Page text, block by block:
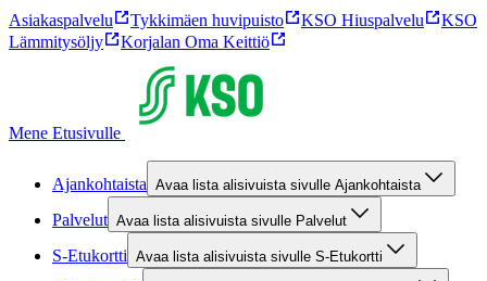
Asiakaspalvelu Tykkimäen huvipuisto KSO Hiuspalvelu
KSO
Lämmitysöljy
Korjalan Oma Keittiö
Mene Etusivulle
Ajankohtaista Avaa lista alisivuista sivulle Ajankohtaista
Palvelut Avaa lista alisivuista sivulle Palvelut
S-Etukortti Avaa lista alisivuista sivulle S-Etukortti